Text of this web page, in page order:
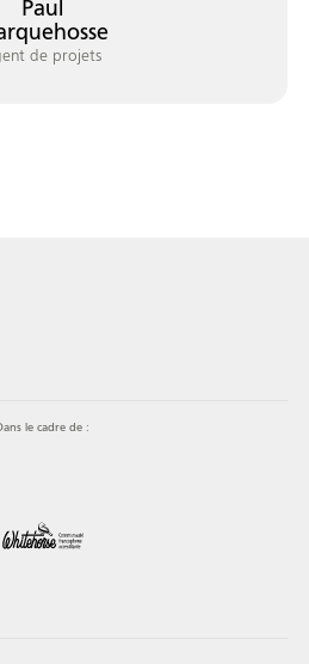
Paul
de projets
le cadre de :